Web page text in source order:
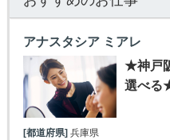
アナスタシア ミアレ
★神戸
選べる
[都道府県] 兵庫県